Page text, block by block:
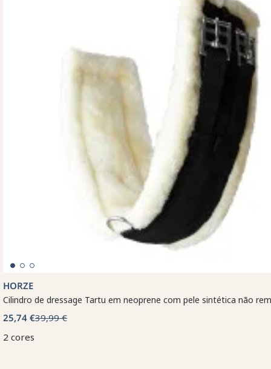
HORZE
Cilindro de dressage Tartu em neoprene com pele sintética não
25,74 €39,99 €
2 cores